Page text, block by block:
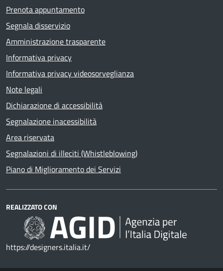
Prenota appuntamento
Segnala disservizio
Amministrazione trasparente
Informativa privacy
Informativa privacy videosorveglianza
Note legali
Dichiarazione di accessibilità
Segnalazione inacessibilità
Area riservata
Segnalazioni di illeciti (Whistleblowing)
Piano di Miglioramento dei Servizi
REALIZZATO CON
https://designers.italia.it/